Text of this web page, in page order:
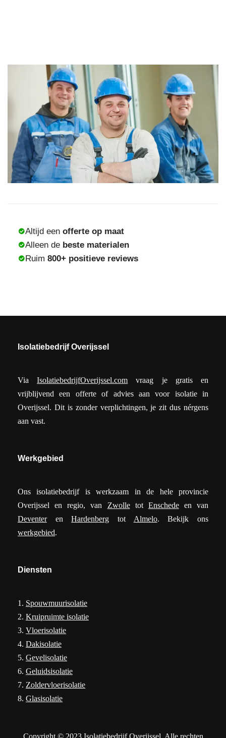
Altijd een offerte op maat
Alleen de beste materialen
Ruim 800+ positieve reviews
Isolatiebedrijf Overijssel
ViaIsolatiebedrijfOverijssel.com vraag je gratis en
vrijblijvend een offerte of advies aan voor isolatie in
Overijssel. Dit is zonder verplichtingen, je zit dus nérgens
aan vast.
Werkgebied
Ons isolatiebedrijf is werkzaam in de hele provincie
Overijssel en regio, van Zwolletot Enschedeen van
DeventerenHardenberg tot Almelo. Bekijk ons
werkgebied.
Diensten
1. Spouwmuurisolatie
2. Kruipruimte isolatie
3. Vloerisolatie
4. Dakisolatie
5. Gevelisolatie
6. Geluidsisolatie
7. Zoldervloerisolatie
8. Glasisolatie